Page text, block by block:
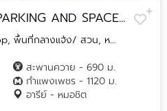
AND SPACE...
พื้นที่กลางแจ้ง/ สวน, ห...
สะพานควาย - 690 ม.
กำแพงเพชร - 1120 ม.
อารีย์ - หมอชิต